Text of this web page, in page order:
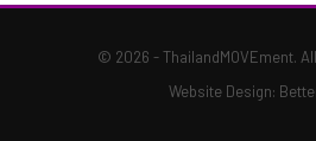
© 2026 - ThailandMOVEment.
Website Design: